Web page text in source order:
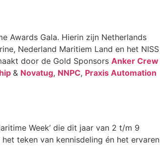
Awards Gala. Hierin zijn Netherlands
Nederland Maritiem Land en het NISS
door de Gold Sponsors Anker Crew
& Novatug, NNPC, Praxis Automation
Week’ die dit jaar van 2 t/m 9
teken van kennisdeling én het ervaren